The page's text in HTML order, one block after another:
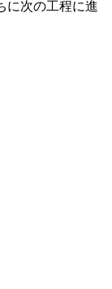
に次の工程に進